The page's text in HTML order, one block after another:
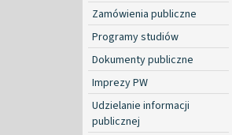
Zamówienia publiczne
Programy studiów
Dokumenty publiczne
Imprezy PW
Udzielanie informacji
publicznej